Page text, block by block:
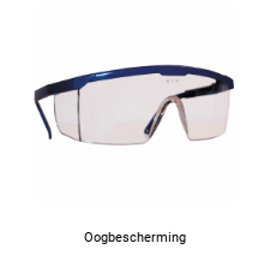
Oogbescherming